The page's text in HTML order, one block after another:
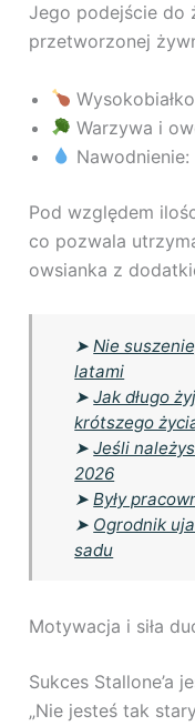
Jego podejście do
przetworzonej
Warzywa i
Pod względem
co pozwala
owsianka z
➤Nie
latami
➤Jak długo
krótszego
➤Jeśli
2026
➤Były
➤ Ogrodnik
sadu
Motywacja i siła
Sukces Stallone’a
„Nie jesteś tak